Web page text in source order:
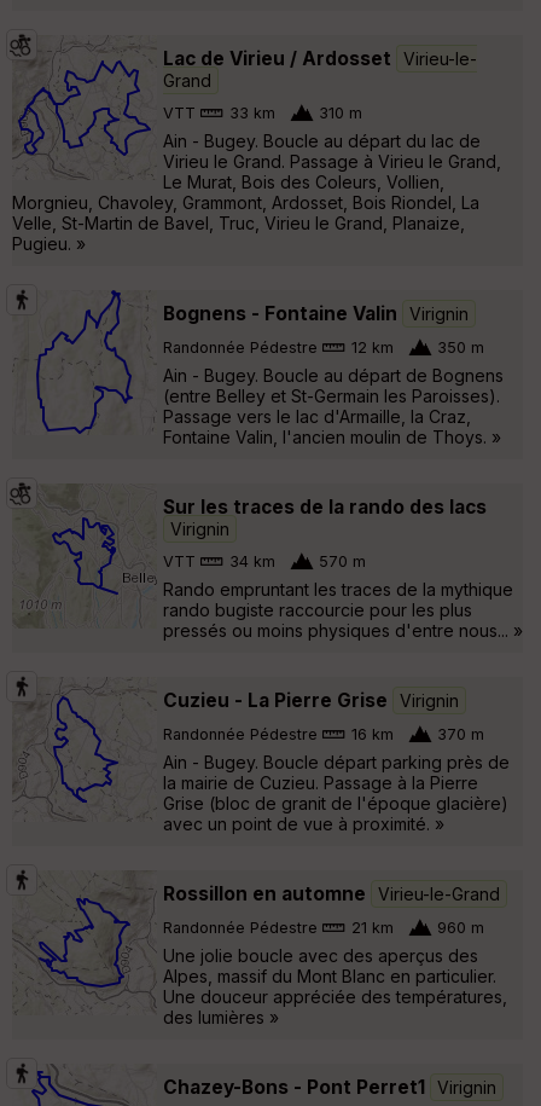
Lac de Virieu / Ardosset
Virieu-le-
Grand
VTT 33 km 310 m
Ain - Bugey. Boucle au départ du lac de
Virieu le Grand. Passage à Virieu le Grand,
Le Murat, Bois des Coleurs, Vollien,
Morgnieu, Chavoley, Grammont, Ardosset, Bois Riondel, La
Velle, St-Martin de Bavel, Truc, Virieu le Grand, Planaize,
Pugieu. »
Bognens - Fontaine Valin Virignin
Randonnée Pédestre 12 km 350 m
Ain - Bugey. Boucle au départ de Bognens
(entre Belley et St-Germain les Paroisses).
Passage vers le lac d'Armaille, la Craz,
Fontaine Valin, l'ancien moulin de Thoys. »
Sur les traces de la rando des lacs
Virignin
VTT 34 km 570 m
Rando empruntant les traces de la mythique
rando bugiste raccourcie pour les plus
pressés ou moins physiques d'entre nous... »
Cuzieu - La Pierre Grise Virignin
Randonnée Pédestre 16 km 370 m
Ain - Bugey. Boucle départ parking près de
la mairie de Cuzieu. Passage à la Pierre
Grise (bloc de granit de l'époque glacière)
avec un point de vue à proximité. »
Rossillon en automne Virieu-le-Grand
Randonnée Pédestre 21 km 960 m
Une jolie boucle avec des aperçus des
Alpes, massif du Mont Blanc en particulier.
Une douceur appréciée des températures,
des lumières »
Chazey-Bons - Pont Perret1 Virignin